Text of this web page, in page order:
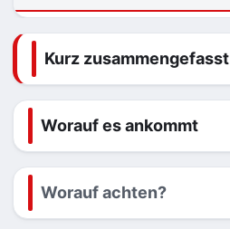
Kurz zusammengefasst
Worauf es ankommt
Worauf achten?